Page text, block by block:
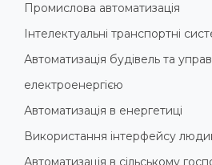
Промислова автоматизація
Інтелектуальні транспортні
Автоматизація будівель та
електроенергією
Автоматизація в енергетиці
Використання інтерфейсу
Автоматизація в сільському